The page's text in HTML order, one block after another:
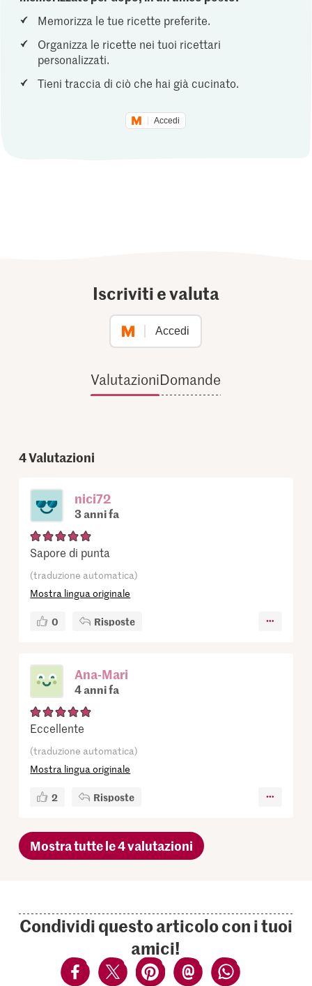
Memorizza le tue ricette preferite.
Organizza le ricette nei tuoi ricettari
personalizzati.
Tieni traccia di ciò che hai già cucinato.
Accedi
Iscriviti e valuta
Accedi
ValutazioniDomande
4Valutazioni
nici72
3 anni fa
Sapore di punta
(traduzione automatica)
Mostra lingua originale
0 Risposte
Ana-Mari
4 anni fa
Eccellente
(traduzione automatica)
Mostra lingua originale
2 Risposte
Mostra tutte le 4 valutazioni
Condividi questo articolo con i tuoi
amici!